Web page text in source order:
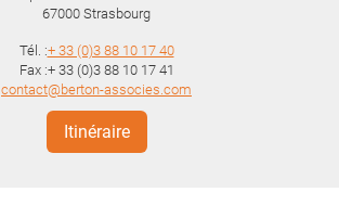
67000 Strasbourg
Tél. :+ 33 (0)3 88 10 17 40
Fax :+ 33 (0)3 88 10 17 41
contact@berton-associes.com
Itinéraire